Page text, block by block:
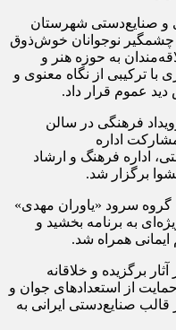
و صنایع‌دستی شهرستان
چشمگیر نوجوانان خوش‌ذوق
به حوزه هنر و
با ترکیبی از نگاه معنوی و
عموم قرار داد.
رویداد فرهنگی در سالن
اداره
اداره فرهنگ و ارشاد
برگزار شد.
گروه سرود «یاوران مهدی»
به برنامه بخشید و
ایمانی همراه شد.
برگزیده و خلاقانه
از استعدادهای جوان و
صنایع‌دستی ایرانی به